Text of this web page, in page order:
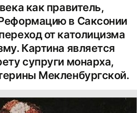
как правитель,
в Саксонии
от католицизма
Картина является
супруги монарха,
Мекленбургской.